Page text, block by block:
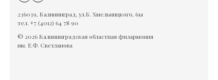
236039, Калининград, ул.Б. Хмельницкого, 61а
тел. +7 (4012) 64 78 90
© 2026 Калининградская областная филармония
им. Е.Ф. Светланова